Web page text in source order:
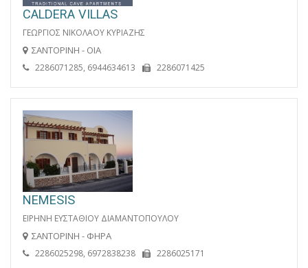
CALDERA VILLAS
ΓΕΩΡΓΙΟΣ ΝΙΚΟΛΑΟΥ ΚΥΡΙΑΖΗΣ
ΣΑΝΤΟΡΙΝΗ - ΟΙΑ
2286071285, 6944634613 2286071425
NEMESIS
ΕΙΡΗΝΗ ΕΥΣΤΑΘΙΟΥ ΔΙΑΜΑΝΤΟΠΟΥΛΟΥ
ΣΑΝΤΟΡΙΝΗ - ΦΗΡΑ
2286025298, 6972838238 2286025171